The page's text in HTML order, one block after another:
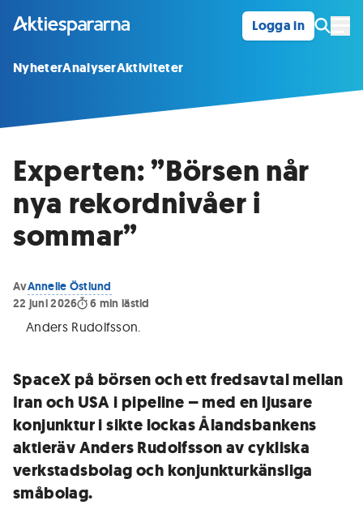
Logga in
NyheterAnalyserAktiviteter
Experten: ”Börsen når
nya rekordnivåer i
sommar”
AvAnnelie Östlund
22 juni 2026
6 min lästid
Anders Rudolfsson.
SpaceX på börsen och ett fredsavtal mellan
Iran och USA i pipeline – med en ljusare
konjunktur i sikte lockas Ålandsbankens
aktieräv Anders Rudolfsson av cykliska
verkstadsbolag och konjunkturkänsliga
småbolag.